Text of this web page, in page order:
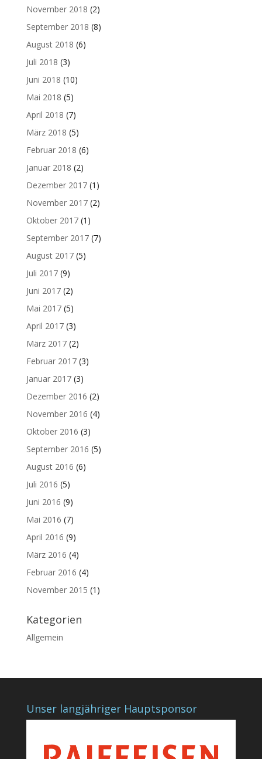
November 2018 (2)
September 2018 (8)
August 2018 (6)
Juli 2018 (3)
Juni 2018 (10)
Mai 2018 (5)
April 2018 (7)
März 2018 (5)
Februar 2018 (6)
Januar 2018 (2)
Dezember 2017(1)
November 2017(2)
Oktober 2017(1)
September 2017(7)
August 2017(5)
Juli 2017(9)
Juni 2017(2)
Mai 2017(5)
April 2017(3)
März 2017(2)
Februar 2017(3)
Januar 2017(3)
Dezember 2016 (2)
November 2016 (4)
Oktober 2016 (3)
September 2016 (5)
August 2016 (6)
Juli 2016 (5)
Juni 2016 (9)
Mai 2016 (7)
April 2016 (9)
März 2016 (4)
Februar 2016 (4)
November 2015 (1)
Kategorien
Allgemein
Unser langjähriger Hauptsponsor